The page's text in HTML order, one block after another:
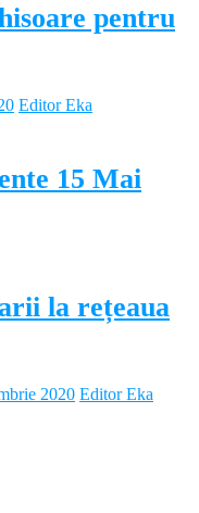
pentru
Editor Eka
15 Mai
la rețeaua
2020 Editor Eka